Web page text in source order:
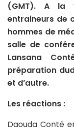
(GMT). A la
entraineurs de
hommes de
salle de
Lansana
préparation
et d’autre.
Les réactions :
Daouda Conté